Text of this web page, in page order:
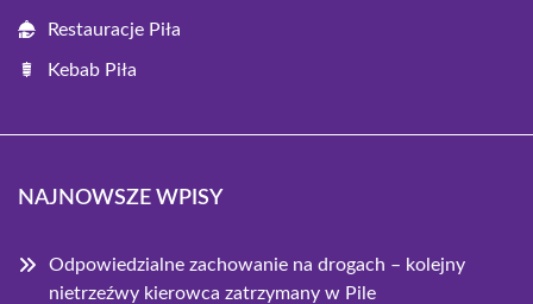
Restauracje Piła
Kebab Piła
NAJNOWSZE WPISY
Odpowiedzialne zachowanie na drogach – kolejny
nietrzeźwy kierowca zatrzymany w Pile